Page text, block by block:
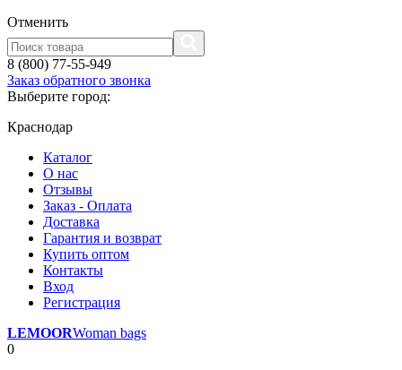
Отменить
8 (800) 77-55-949
Заказ обратного звонка
Выберите город:
Краснодар
Каталог
О нас
Отзывы
Заказ - Оплата
Доставка
Гарантия и возврат
Купить оптом
Контакты
Вход
Регистрация
LEMOORWoman bags
0